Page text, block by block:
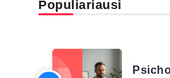
Populiariausi